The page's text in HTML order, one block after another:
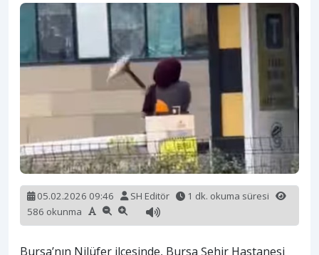
05.02.2026 09:46 SH Editör
1 dk. okuma süresi
586 okunma
Bursa’nın Nilüfer ilçesinde, Bursa Şehir Hastanesi